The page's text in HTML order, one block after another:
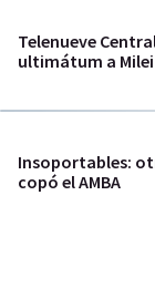
Telenueve
ultimátum a Milei
Insoportables:
copó el AMBA